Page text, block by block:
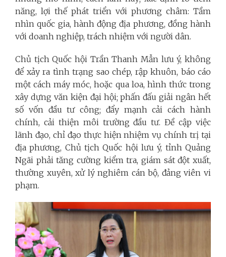
năng, lợi thế phát triển với phương châm: Tầm
nhìn quốc gia, hành động địa phương, đồng hành
với doanh nghiệp, trách nhiệm với người dân.
Chủ tịch Quốc hội Trần Thanh Mẫn lưu ý, không
để xảy ra tình trạng sao chép, rập khuôn, báo cáo
một cách máy móc, hoặc qua loa, hình thức trong
xây dựng văn kiện đại hội; phấn đấu giải ngân hết
số vốn đầu tư công; đẩy mạnh cải cách hành
chính, cải thiện môi trường đầu tư. Đề cập việc
lãnh đạo, chỉ đạo thực hiện nhiệm vụ chính trị tại
địa phương, Chủ tịch Quốc hội lưu ý, tỉnh Quảng
Ngãi phải tăng cường kiểm tra, giám sát đột xuất,
thường xuyên, xử lý nghiêm cán bộ, đảng viên vi
phạm.